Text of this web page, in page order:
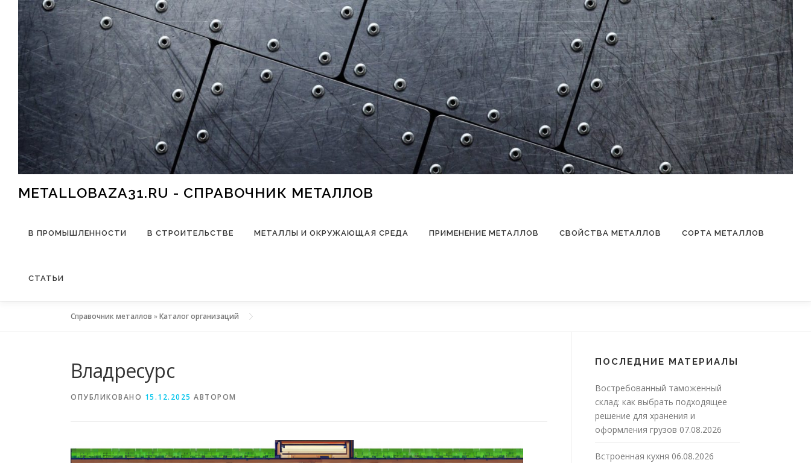
Перейти к содержимому
METALLOBAZA31.RU - СПРАВОЧНИК МЕТАЛЛОВ
В ПРОМЫШЛЕННОСТИ В СТРОИТЕЛЬСТВЕ МЕТАЛЛЫ И ОКРУЖАЮЩАЯ СРЕДА ПРИМЕНЕНИЕ МЕТАЛЛОВ СВОЙСТВА МЕТАЛЛОВ СОРТА МЕТАЛЛОВ
СТАТЬИ
Справочник металлов »Каталог организаций
Владресурс
ОПУБЛИКОВАНО 15.12.2025 АВТОРОМ
ПОСЛЕДНИЕ МАТЕРИАЛЫ
Востребованный таможенный
склад: как выбрать подходящее
решение для хранения и
оформления грузов 07.08.2026
Встроенная кухня 06.08.2026